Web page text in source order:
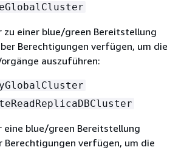
zu einer blue/green Bereitstellung
Berechtigungen verfügen, um die
auszuführen:
eine blue/green Bereitstellung
Berechtigungen verfügen, um die